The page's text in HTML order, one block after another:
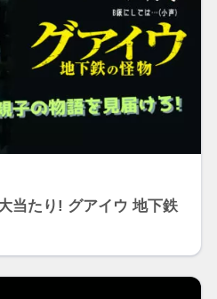
当たり! グアイウ 地下鉄